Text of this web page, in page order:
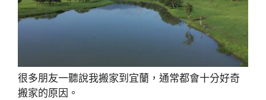
很多朋友一聽說我搬家到宜蘭，通常都會十分好奇
搬家的原因。